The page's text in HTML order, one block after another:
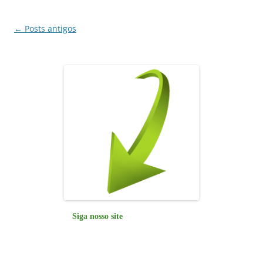
k
Navegação
← Posts antigos
Siga nosso site